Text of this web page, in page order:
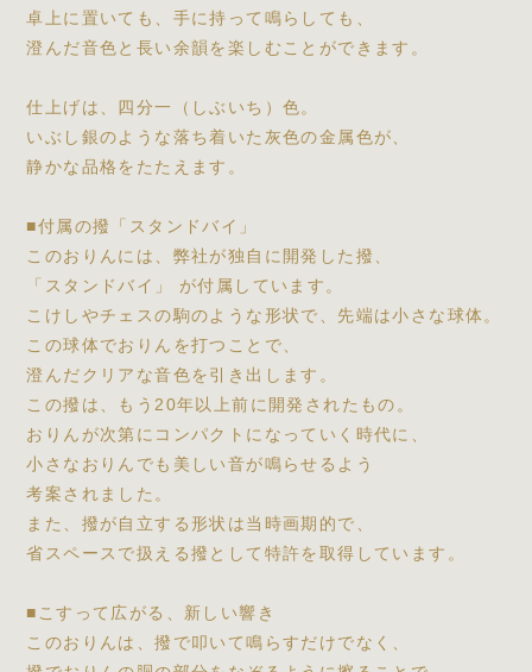
卓上に置いても、手に持って鳴らしても、
澄んだ音色と長い余韻を楽しむことができます。
仕上げは、四分一（しぶいち）色。
いぶし銀のような落ち着いた灰色の金属色が、
静かな品格をたたえます。
■付属の撥「スタンドバイ」
このおりんには、弊社が独自に開発した撥、
「スタンドバイ」 が付属しています。
こけしやチェスの駒のような形状で、先端は小さな球体。
この球体でおりんを打つことで、
澄んだクリアな音色を引き出します。
この撥は、もう20年以上前に開発されたもの。
おりんが次第にコンパクトになっていく時代に、
小さなおりんでも美しい音が鳴らせるよう
考案されました。
また、撥が自立する形状は当時画期的で、
省スペースで扱える撥として特許を取得しています。
■こすって広がる、新しい響き
このおりんは、撥で叩いて鳴らすだけでなく、